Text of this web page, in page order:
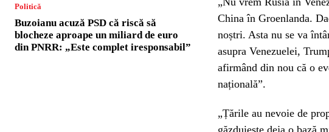
Politică
Buzoianu acuză PSD că riscă să
blocheze aproape un miliard de euro
din PNRR: „Este complet iresponsabil”
China în Groenlanda.
noștri. Asta nu se va
asupra Venezuelei,
afirmând din nou că o
națională”.
„Țările au nevoie de
găzduiește deja o bază